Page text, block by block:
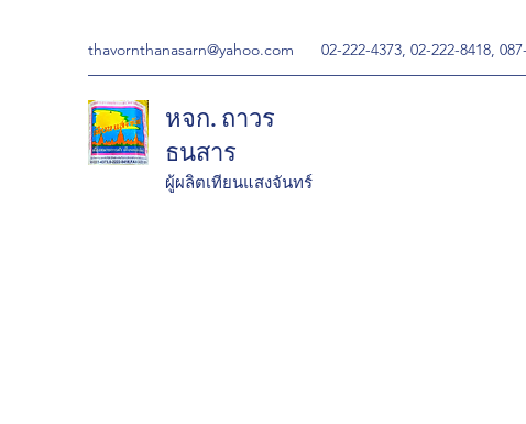
thavornthanasarn@yahoo.com 02-222-4373, 02-222-8418,
หจก. ถาวร
ธนสาร
ผู้ผลิตเทียนแสงจันทร์